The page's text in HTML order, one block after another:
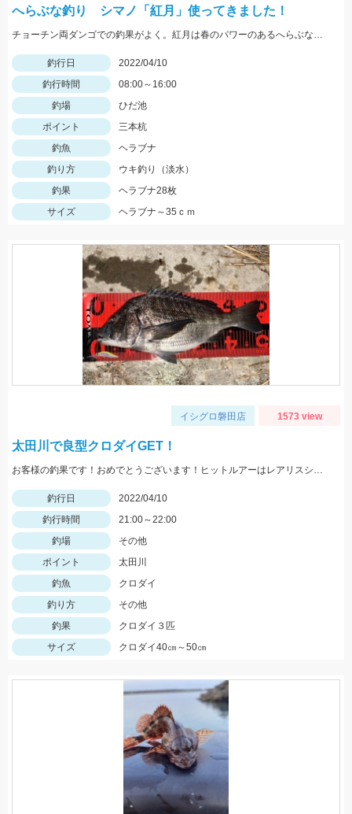
へらぶな釣り シマノ「紅月」使ってきました！
チョーチン両ダンゴでの釣果がよく。紅月は春のパワーのあるへらぶなでも簡単に寄ってきます！
釣行日
2022/04/10
釣行時間
08:00～16:00
釣場
ひだ池
ポイント
三本杭
釣魚
ヘラブナ
釣り方
ウキ釣り（淡水）
釣果
ヘラブナ28枚
サイズ
ヘラブナ～35ｃｍ
イシグロ磐田店 1573 view
太田川で良型クロダイGET！
お客様の釣果です！おめでとうございます！ヒットルアーはレアリスシャッド63MRのマットレモン！
釣行日
2022/04/10
釣行時間
21:00～22:00
釣場
その他
ポイント
太田川
釣魚
クロダイ
釣り方
その他
釣果
クロダイ３匹
サイズ
クロダイ40㎝～50㎝